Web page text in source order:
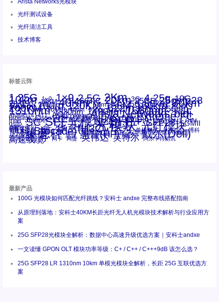
Arista Networks光模块
光纤测试设备
光纤清洁工具
技术博客
标签云阵
1.25G 1x9 1×9 2.5G 2Km 3G 4.25g 10G
10km 15KM 16G 16GFC 20km 25GE 25gsfp28
28.05G 30km 40Km 50m 53.125G 60km 80km
100km 100m 120KM 155M 160km 200G
200KM 300m 400m 550m 622m 800G 850nm
1310nm 1330nm 1490nm 1550nm 2500m
ANBR-1414TZ AOC Arista Arista Networks bidi
Brocade Cisco CSFP光模块 DAC Dell Extreme FC
Intel Juniper LC MPO-LC Netgear NVIDIA OM2 OM3 OM4
qsfp SC SFF光模块 SFP+ SFP28 SGMII
st螺纹接口 xfp 万兆 交换机 光模块 光纤模块
千兆光模块 华三 华三(H3C) 华为 单模单芯 单模双芯 博科
博科(Brocade) 博通 友讯 多模 安华高 安华高(Avago)
工业级 思科 惠普 惠普(HP) 戴尔 戴尔(Dell)
百兆 瞻博 网卡 网捷 英伟达 英特尔 阿尔卡特朗讯
高速线缆
最新产品
100G 光模块如何匹配光纤跳线？安科士 andxe 完整布线搭配指南
从原理到落地：安科士40KM长距光纤无人机光模块技术解析与行业应用方
案
25G SFP28光模块全解析：数据中心高速升级优选方案｜安科士andxe
一文读懂 GPON OLT 模块功率等级：C+ / C++ / C+++9dB 该怎么选？
25G SFP28 LR 1310nm 10km 单模光模块全解析，长距 25G 互联优选方
案